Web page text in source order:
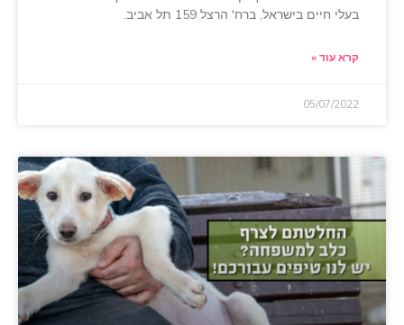
בעלי חיים בישראל, ברח' הרצל 159 תל אביב.
קרא עוד »
05/07/2022